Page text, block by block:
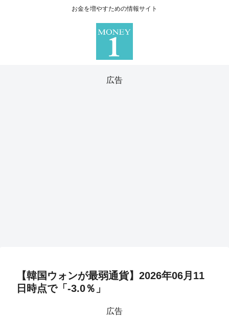
お金を増やすための情報サイト
広告
【韓国ウォンが最弱通貨】2026年06月11
日時点で「-3.0％」
広告